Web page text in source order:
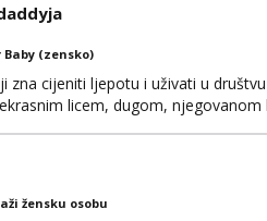
Baby (zensko)
zna cijeniti ljepotu i uživati u
licem, dugom,
žensku osobu